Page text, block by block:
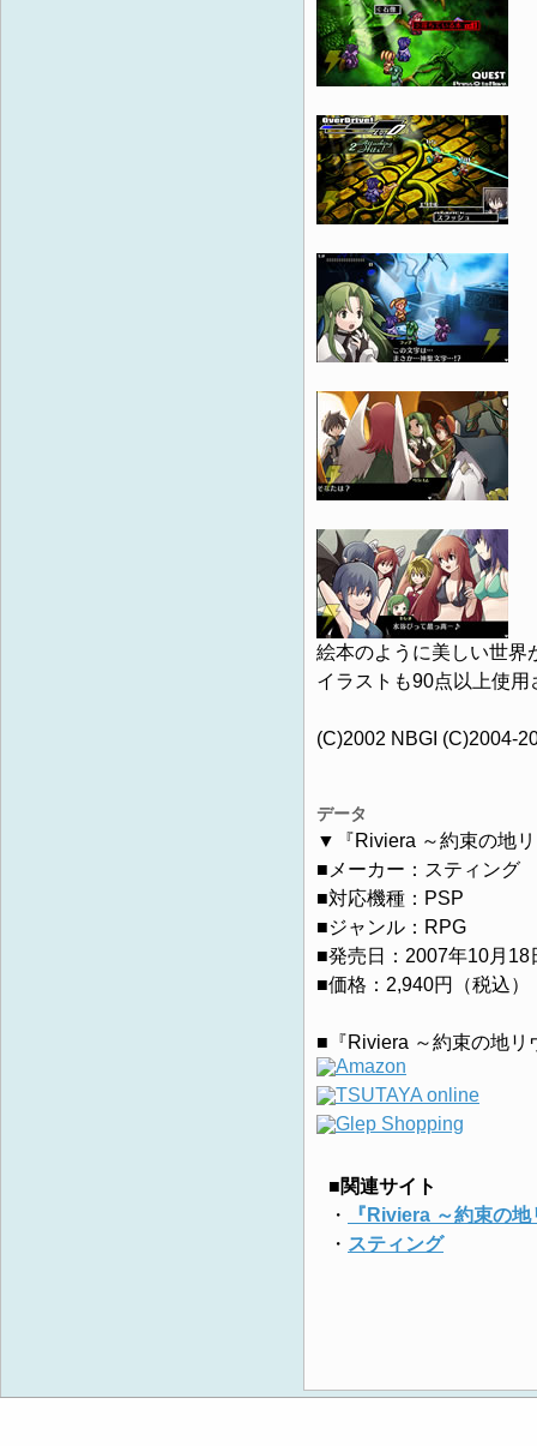
絵本のように美しい世界
イラストも90点以上使用
(C)2002 NBGI (C)2004-
データ
▼『Riviera ～約束の地
■メーカー：スティング
■対応機種：PSP
■ジャンル：RPG
■発売日：2007年10月18
■価格：2,940円（税込）
■『Riviera ～約束の地リ
■関連サイト
・
『Riviera ～約束の
・ スティング